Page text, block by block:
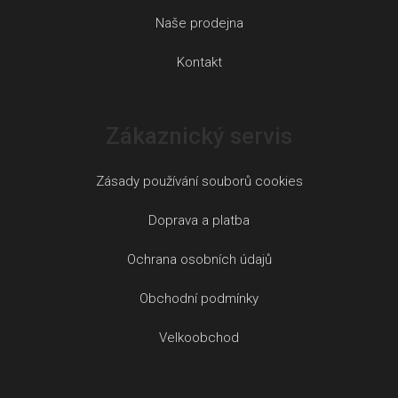
Naše prodejna
Kontakt
Zásady používání souborů cookies
Doprava a platba
Ochrana osobních údajů
Obchodní podmínky
Velkoobchod